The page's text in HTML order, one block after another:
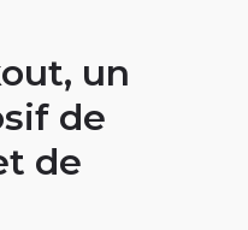
un
de
de